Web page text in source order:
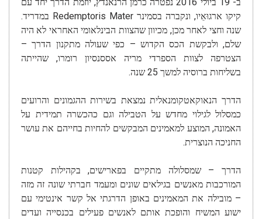
קיקו ארגוּאֵיו, ונקברה בסמינר Redemptoris Mater במדריד.
שנה וחצי לאחר מכן, מכיוון שהצוות הבינלאומי האחראי לא היה
שלם, ולבקשת הכס הקדוש – כפי שעולה מתקנון הדרך –
הצטרפה לצוות הספרדי מריה אססנסיון רומרו, שהייתה
בשליחות ברוסיה למשך 25 שנה.
הדרך הנאוקאטקומנאלית נמצאת בשירות ההגמונים והרועים
כמסלול לגילוי מחדש על הטבילה וגם כהכשרה תמידית על
האמונה, המוצע למאמינים המבקשים להחיות בחייהם את עושר
החניכה הנוצרית.
הדרך – שמסלולה מתקיים בפארישים, בקהילות קטנות
המורכבות מאנשים בגילאים שונים ומעמד חברתי שונה זה מזה
– מובילה את המאמינים באופן הדרגתי אל קשר אינטימי עם
ישוע המשיח והופכת אותם לאנשים פעילים בכנסייה ועדים